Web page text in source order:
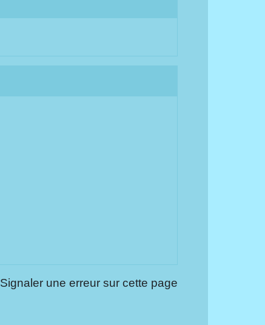
Signaler une erreur sur cette page